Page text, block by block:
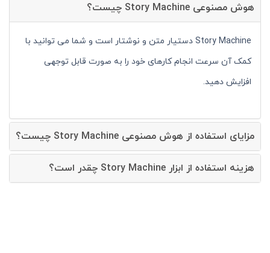
هوش مصنوعی Story Machine چیست؟
Story Machine دستیار متن و نوشتار است و شما می توانید با
کمک آن سرعت انجام کارهای خود را به صورت قابل توجهی
افزایش دهید.
مزایای استفاده از هوش مصنوعی Story Machine چیست؟
هزینه استفاده از ابزار Story Machine چقدر است؟